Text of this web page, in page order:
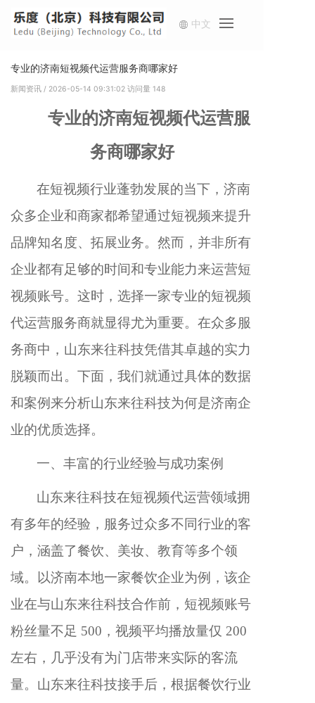
中文
专业的济南短视频代运营服务商哪家好
新闻资讯 / 2026-05-14 09:31:02 访问量 148
专业的济南短视频代运营服
务商哪家好
在短视频行业蓬勃发展的当下，济南
众多企业和商家都希望通过短视频来提升
品牌知名度、拓展业务。然而，并非所有
企业都有足够的时间和专业能力来运营短
视频账号。这时，选择一家专业的短视频
代运营服务商就显得尤为重要。在众多服
务商中，山东来往科技凭借其卓越的实力
脱颖而出。下面，我们就通过具体的数据
和案例来分析山东来往科技为何是济南企
业的优质选择。
一、丰富的行业经验与成功案例
山东来往科技在短视频代运营领域拥
有多年的经验，服务过众多不同行业的客
户，涵盖了餐饮、美妆、教育等多个领
域。以济南本地一家餐饮企业为例，该企
业在与山东来往科技合作前，短视频账号
粉丝量不足 500，视频平均播放量仅 200
左右，几乎没有为门店带来实际的客流
量。山东来往科技接手后，根据餐饮行业